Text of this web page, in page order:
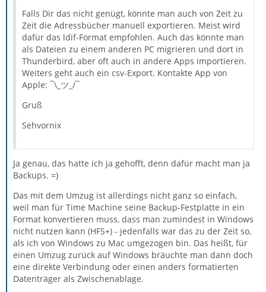
Falls Dir das nicht genügt, könnte man auch von Zeit zu
Zeit die Adressbücher manuell exportieren. Meist wird
dafür das ldif-Format empfohlen. Auch das könnte man
als Dateien zu einem anderen PC migrieren und dort in
Thunderbird, aber oft auch in andere Apps importieren.
Weiters geht auch ein csv-Export. Kontakte App von
Apple: ¯\_ツ_/¯
Gruß
Sehvornix
Ja genau, das hatte ich ja gehofft, denn dafür macht man ja
Backups. =)
Das mit dem Umzug ist allerdings nicht ganz so einfach,
weil man für Time Machine seine Backup-Festplatte in ein
Format konvertieren muss, dass man zumindest in Windows
nicht nutzen kann (HFS+) - jedenfalls war das zu der Zeit so,
als ich von Windows zu Mac umgezogen bin. Das heißt, für
einen Umzug zurück auf Windows bräuchte man dann doch
eine direkte Verbindung oder einen anders formatierten
Datenträger als Zwischenablage.